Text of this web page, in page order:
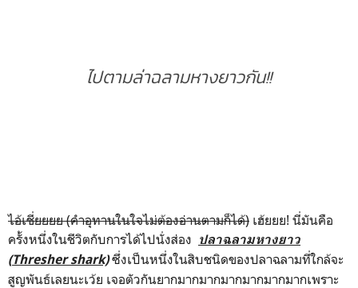
ไปตามล่าฉลามหางยาวกัน!!
ไอ้เชี่ยยยย (คำอุทานในใจไม่ต้องอ่านตามก็ได้) เฮ้ยยย! นี่มันคือ
ครั้งหนึ่งในชีวิตกับการได้ไปนั่งส่อง ปลาฉลามหางยาว
(Thresher shark)ซึ่งเป็นหนึ่งในสิบชนิดของปลาฉลามที่ใกล้จะ
สูญพันธ์เลยนะเว้ย เจอตัวกันยากมากมากมากมากมากมากเพราะ